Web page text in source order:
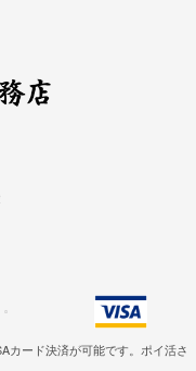
京都（葛飾区、江戸川区
工事例
カード決済が可能です。ポイ活さ